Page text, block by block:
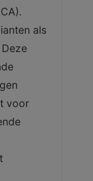
als
Deze
voor